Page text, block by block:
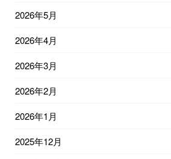
2026年5月
2026年4月
2026年3月
2026年2月
2026年1月
2025年12月